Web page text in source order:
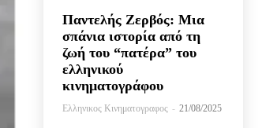
Παντελής Ζερβός: Μια
σπάνια ιστορία από τη
ζωή του “πατέρα” του
ελληνικού
κινηματογράφου
Ελληνικος Κινηματογραφος - 21/08/2025